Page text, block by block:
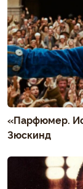
«Парфюмер.
Зюскинд